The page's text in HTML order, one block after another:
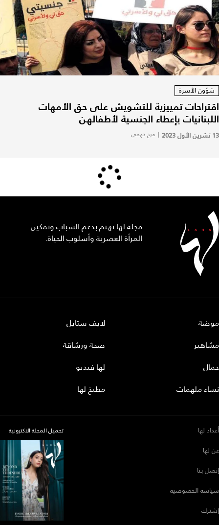
شؤون الأسرة
اقتراحات تمييزية للتشويش على حق الأمهات
اللبنانيات بإعطاء الجنسية لأطفالهن
13 تشرين الأول 2023 | فرح جهمي
مجلة لها تهتم بدعم الشباب وتمكين
المرأة العصرية وأسلوب الحياة.
موضة
مشاهير
جمال
نساء ملهمات
لايف ستايل
صحة ورشاقة
لها فيديو
مطبخ لها
أعداد لها
عن لها
إتصل بنا
سياسة الخصوصية
إشترك
تحميل المجلة الاكترونية